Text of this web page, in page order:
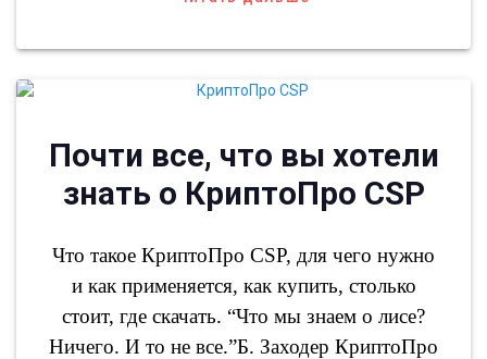
Почти все, что вы хотели
знать о КриптоПро CSP
Что такое КриптоПро CSP, для чего нужно
и как применяется, как купить, столько
стоит, где скачать. “Что мы знаем о лисе?
Ничего. И то не все.”Б. Заходер КриптоПро